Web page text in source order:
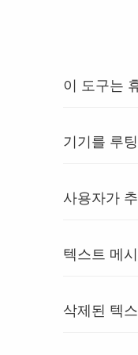
이 도구는
기기를 루
사용자가
텍스트 메
삭제된 텍